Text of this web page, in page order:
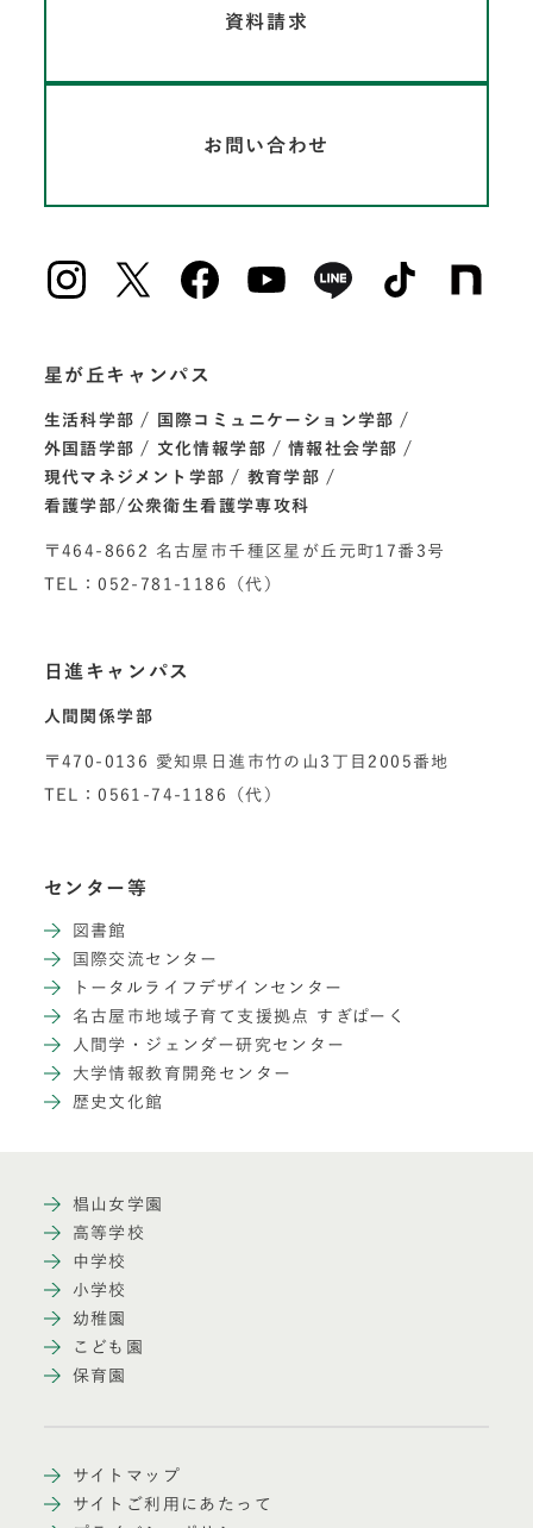
資料請求
お問い合わせ
星が丘キャンパス
生活科学部
国際コミュニケーション学部
外国語学部
文化情報学部
情報社会学部
現代マネジメント学部
教育学部
看護学部/公衆衛生看護学専攻科
〒464-8662 名古屋市千種区星が丘元町17番3号
TEL：052-781-1186（代）
日進キャンパス
人間関係学部
〒470-0136 愛知県日進市竹の山3丁目2005番地
TEL：0561-74-1186（代）
センター等
図書館
国際交流センター
トータルライフデザインセンター
名古屋市地域子育て支援拠点 すぎぱーく
人間学・ジェンダー研究センター
大学情報教育開発センター
歴史文化館
椙山女学園
高等学校
中学校
小学校
幼稚園
こども園
保育園
サイトマップ
サイトご利用にあたって